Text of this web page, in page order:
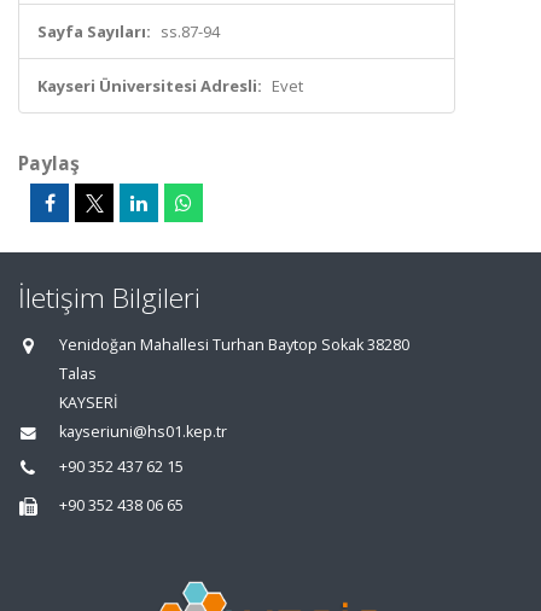
Sayfa Sayıları: ss.87-94
Kayseri Üniversitesi Adresli: Evet
Paylaş
İletişim Bilgileri
Yenidoğan Mahallesi Turhan Baytop Sokak 38280
Talas
KAYSERİ
kayseriuni@hs01.kep.tr
+90 352 437 62 15
+90 352 438 06 65